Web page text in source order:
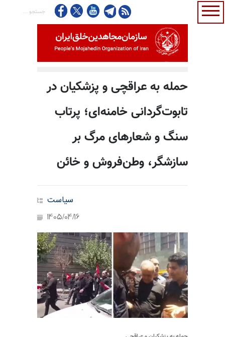
حمله به عراقچی و پزشکیان در
تابوت‌گردانی خامنه‌ای؛ پرتاب
سنگ و شعارهای مرگ بر
سازشگر، وطن‌فروش و خائن
سیاست
1405/04/16